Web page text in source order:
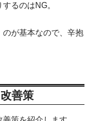
るのはNG。
が基本なので、辛抱
善策